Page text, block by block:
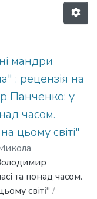
мандри
: рецензія на
Панченко: у
часом.
цьому світі"
та понад часом.
світі" /